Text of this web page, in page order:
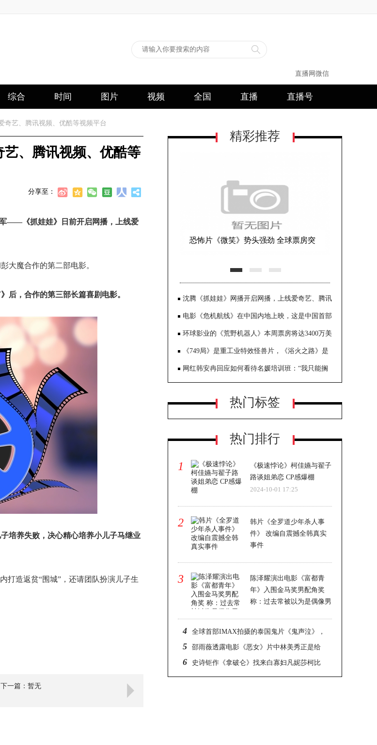
直播网微信
综合 时间 图片 视频 全国 直播 直播号
奇艺、腾讯视频、优酷等视频平台
、腾讯视频、优酷等
分享至：
——《抓娃娃》日前开启网播，上线爱
魔合作的第二部电影。
后，合作的第三部长篇喜剧电影。
培养失败，决心精心培养小儿子马继业
造返贫“围城”，还请团队扮演儿子生
下一篇：暂无
精彩推荐
恐怖片《微笑》势头强劲 全球票房突
沈腾《抓娃娃》网播开启网播，上线爱奇艺、腾讯
视频、优酷等视频平台
电影《危机航线》在中国内地上映，这是中国首部
万米高空犯罪大片
环球影业的《荒野机器人》本周票房将达3400万美
元，蝉联三周票房冠军，令渠道大跌眼镜
《749局》是重工业特效怪兽片，《浴火之路》是
爆裂打拐复仇片
网红韩安冉回应如何看待名媛培训班：“我只能搁
热门标签
热门排行
1
《极速悖论》柯佳嬿与翟子
路谈姐弟恋 CP感爆棚
2024-10-01 17:25
2
韩片《全罗道少年杀人事
件》 改编自震撼全韩真实
事件
3
陈泽耀演出电影《富都青
年》入围金马奖男配角奖
称：过去常被以为是偶像男
4 全球首部IMAX拍摄的泰国鬼片《鬼声泣》，
被泰媒誉为疫情后泰影救世主
5 邵雨薇透露电影《恶女》片中林美秀正是给
她钥匙、开启她心中欲望的人
6 史诗钜作《拿破仑》找来白寡妇凡妮莎柯比
饰演让拿破仑痴迷的约瑟芬 大赞雷利及瓦昆都是